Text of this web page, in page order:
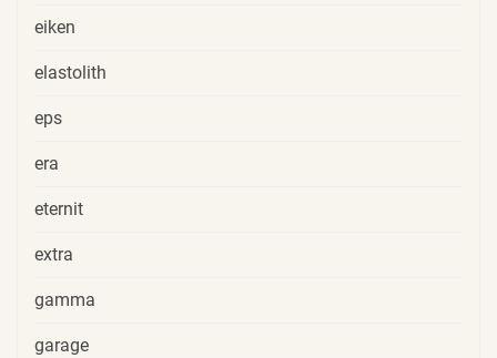
eiken
elastolith
eps
era
eternit
extra
gamma
garage